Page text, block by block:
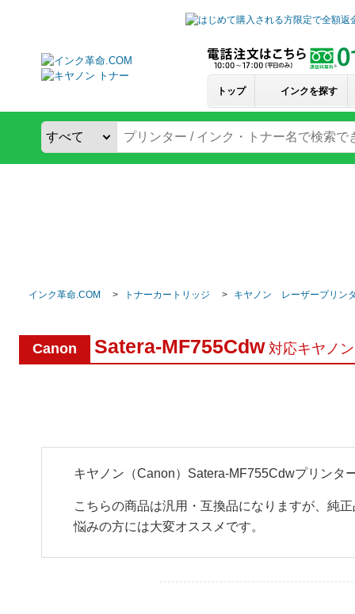
トップ インクを探す
インク革命.COM トナーカートリッジ キヤノン レーザープリン
Canon Satera-MF755Cdw 対応キヤノ
キヤノン（Canon）Satera-MF755Cdwプリンタ
こちらの商品は汎用・互換品になりますが、純
悩みの方には大変オススメです。